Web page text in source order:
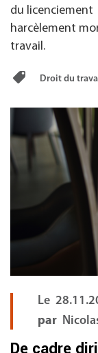
du licenciement
harcèlement
travail.
Droit du
Le
par